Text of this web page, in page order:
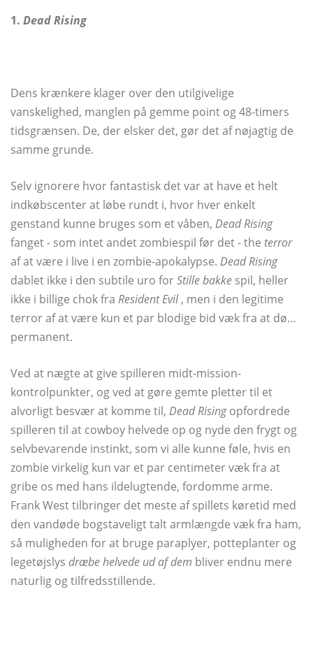
1. Dead Rising
Dens krænkere klager over den utilgivelige
vanskelighed, manglen på gemme point og 48-timers
tidsgrænsen. De, der elsker det, gør det af nøjagtig de
samme grunde.
Selv ignorere hvor fantastisk det var at have et helt
indkøbscenter at løbe rundt i, hvor hver enkelt
genstand kunne bruges som et våben, Dead Rising
fanget - som intet andet zombiespil før det - the terror
af at være i live i en zombie-apokalypse. Dead Rising
dablet ikke i den subtile uro forStille bakke spil, heller
ikke i billige chok fra Resident Evil, men i den legitime
terror af at være kun et par blodige bid væk fra at dø…
permanent.
Ved at nægte at give spilleren midt-mission-
kontrolpunkter, og ved at gøre gemte pletter til et
alvorligt besvær at komme til, Dead Risingopfordrede
spilleren til at cowboy helvede op og nyde den frygt og
selvbevarende instinkt, som vi alle kunne føle, hvis en
zombie virkelig kun var et par centimeter væk fra at
gribe os med hans ildelugtende, fordomme arme.
Frank West tilbringer det meste af spillets køretid med
den vandøde bogstaveligt talt armlængde væk fra ham,
så muligheden for at bruge paraplyer, potteplanter og
legetøjslys dræbe helvede ud af dem bliver endnu mere
naturlig og tilfredsstillende.